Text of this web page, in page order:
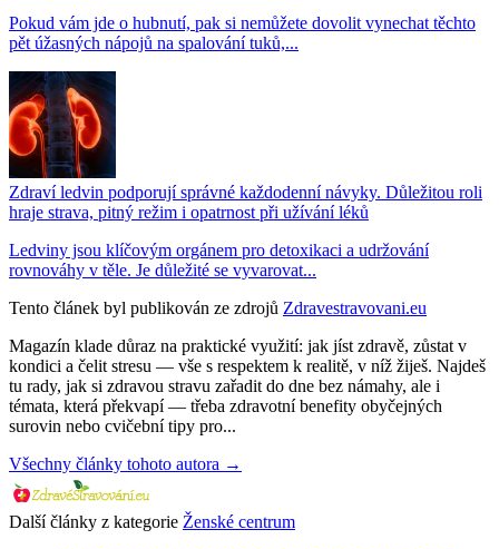
Pokud vám jde o hubnutí, pak si nemůžete dovolit vynechat těchto
pět úžasných nápojů na spalování tuků,...
Zdraví ledvin podporují správné každodenní návyky. Důležitou roli
hraje strava, pitný režim i opatrnost při užívání léků
Ledviny jsou klíčovým orgánem pro detoxikaci a udržování
rovnováhy v těle. Je důležité se vyvarovat...
Tento článek byl publikován ze zdrojů Zdravestravovani.eu
Magazín klade důraz na praktické využití: jak jíst zdravě, zůstat v
kondici a čelit stresu — vše s respektem k realitě, v níž žiješ. Najdeš
tu rady, jak si zdravou stravu zařadit do dne bez námahy, ale i
témata, která překvapí — třeba zdravotní benefity obyčejných
surovin nebo cvičební tipy pro...
Všechny články tohoto autora →
Další články z kategorie Ženské centrum